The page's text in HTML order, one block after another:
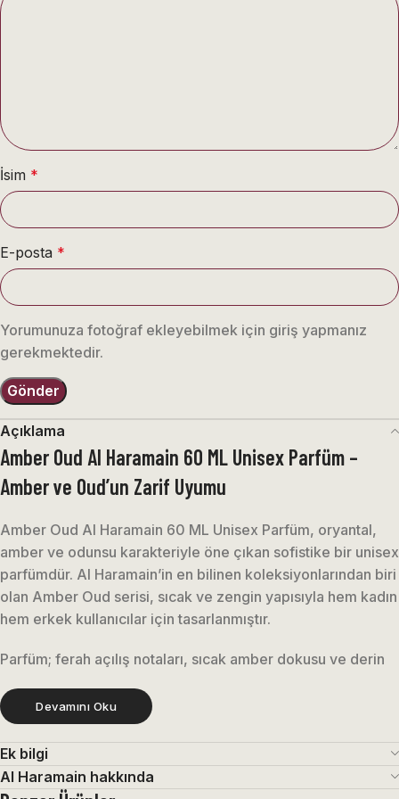
İsim *
E-posta *
Yorumunuza fotoğraf ekleyebilmek için giriş yapmanız
gerekmektedir.
Açıklama
Amber Oud Al Haramain 60 ML Unisex Parfüm –
Amber ve Oud’un Zarif Uyumu
Amber Oud Al Haramain 60 ML Unisex Parfüm, oryantal,
amber ve odunsu karakteriyle öne çıkan sofistike bir unisex
parfümdür. Al Haramain’in en bilinen koleksiyonlarından biri
olan Amber Oud serisi, sıcak ve zengin yapısıyla hem kadın
hem erkek kullanıcılar için tasarlanmıştır.
Parfüm; ferah açılış notaları, sıcak amber dokusu ve derin
Modern oryantal karakteri sayesinde günlük kullanımda da
özel davetlerde de dikkat çekici bir etki oluşturur.
Amber Oud, zarif ve güçlü yapısıyla lüks niche parfüm hissi
veren özel bir kompozisyondur.
Devamını Oku
Ek bilgi
Al Haramain hakkında